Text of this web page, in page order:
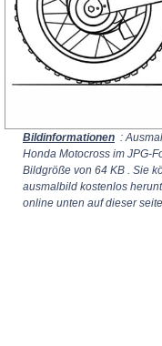
Bildinformationen :
Honda Motocross im JPG-
Bildgröße von 64 KB . Sie
ausmalbild kostenlos
online unten auf dieser